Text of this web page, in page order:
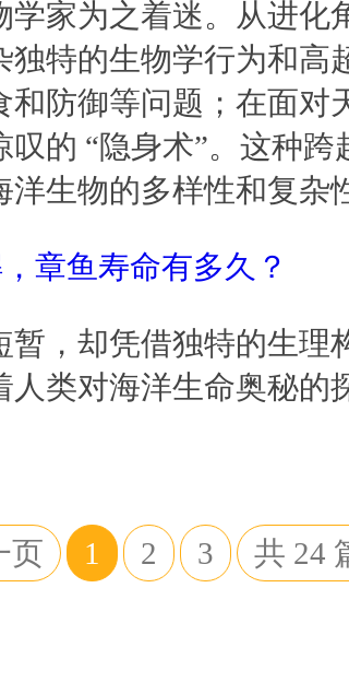
家为之着迷。从进化
特的生物学行为和高
防御等问题；在面对
的 “隐身术”。这种
生物的多样性和复杂
，却凭借独特的生理
类对海洋生命奥秘的
页 1 2 3 共 24